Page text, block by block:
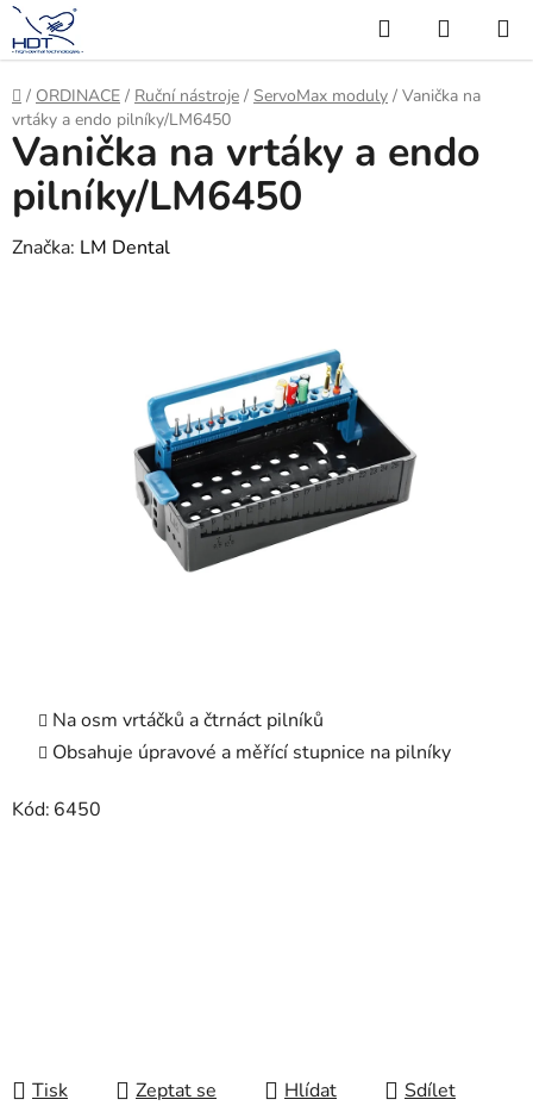
Přejít
na
obsah
Hledat
KOŠÍK
Domů
/ ORDINACE / Ruční nástroje / ServoMax moduly / Vanička na
vrtáky a endo pilníky/LM6450
Na osm vrtáčků a čtrnáct pilníků
Obsahuje úpravové a měřící stupnice na pilníky
Kód: 6450
Tisk Zeptat se Hlídat Sdílet
Vanička na vrtáky a endo
pilníky/LM6450
Značka: LM Dental